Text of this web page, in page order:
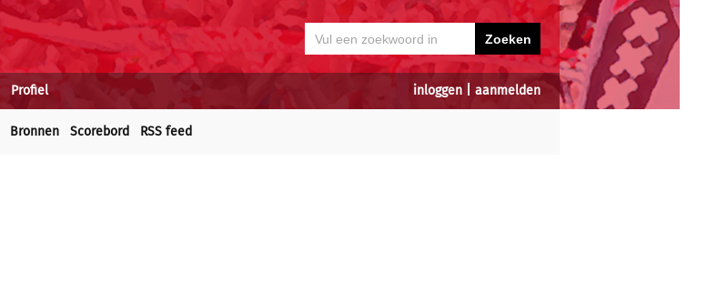
inloggen aanmelden
Profiel
Bronnen Scorebord RSS feed